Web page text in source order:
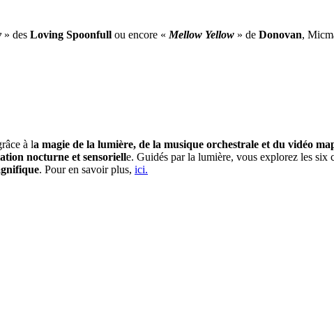
» des Loving Spoonfull ou encore « Mellow Yellow » de Donovan,
à la magie de la lumière, de la musique orchestrale et du vidéo
nocturne et sensorielle. Guidés par la lumière, vous explorez les
. Pour en savoir plus, ici.